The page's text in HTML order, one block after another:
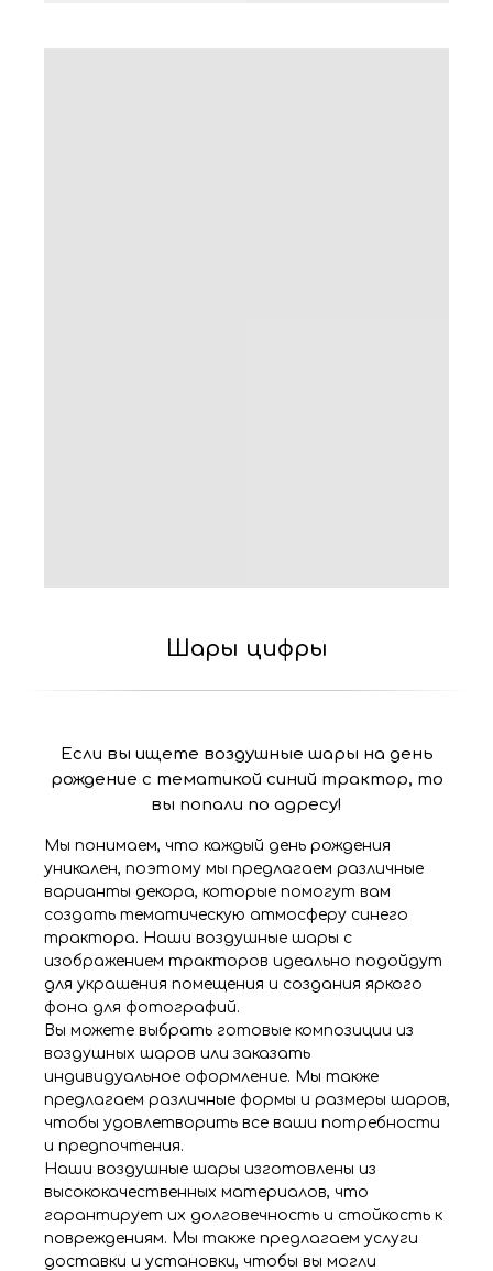
Шары цифры
Мы понимаем, что каждый день рождения
уникален, поэтому мы предлагаем различные
варианты декора, которые помогут вам
создать тематическую атмосферу синего
трактора. Наши воздушные шары с
изображением тракторов идеально подойдут
для украшения помещения и создания яркого
фона для фотографий.
Вы можете выбрать готовые композиции из
воздушных шаров или заказать
индивидуальное оформление. Мы также
предлагаем различные формы и размеры шаров,
чтобы удовлетворить все ваши потребности
и предпочтения.
Наши воздушные шары изготовлены из
высококачественных материалов, что
гарантирует их долговечность и стойкость к
повреждениям. Мы также предлагаем услуги
доставки и установки, чтобы вы могли
Если вы ищете воздушные шары на день
рождение с тематикой синий трактор, то
вы попали по адресу!